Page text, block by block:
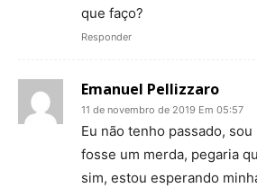
que faço?
Responder
Emanuel Pellizzaro
11 de novembro de 2019 Em 05:57
Eu não tenho passado,
fosse um merda, pegaria
sim, estou esperando